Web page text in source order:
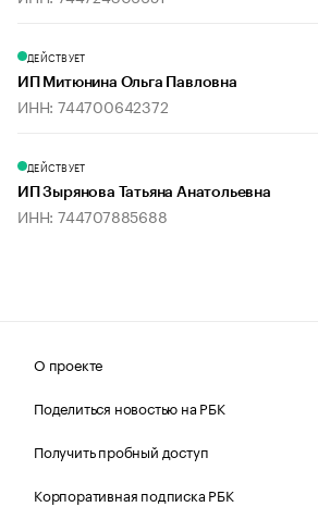
ДЕЙСТВУЕТ
ИП Митюнина Ольга Павловна
ИНН: 744700642372
ДЕЙСТВУЕТ
ИП Зырянова Татьяна Анатольевна
ИНН: 744707885688
О проекте
Поделиться новостью на РБК
Получить пробный доступ
Корпоративная подписка РБК